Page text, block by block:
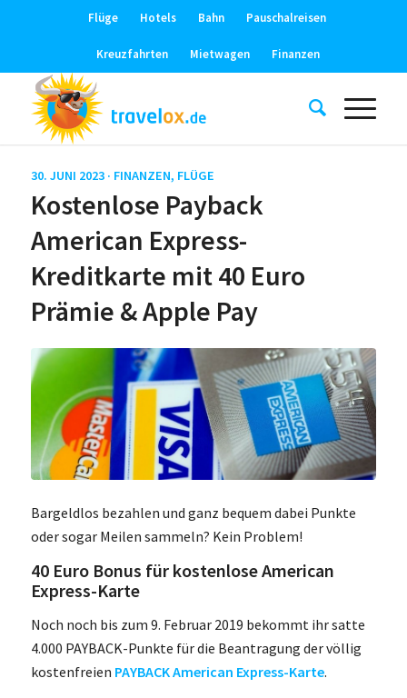
Flüge Hotels Bahn Pauschalreisen
Kreuzfahrten Mietwagen Finanzen
30. JUNI 2023 · FINANZEN, FLÜGE
Kostenlose Payback
American Express-
Kreditkarte mit 40 Euro
Prämie & Apple Pay
Bargeldlos bezahlen und ganz bequem dabei Punkte
oder sogar Meilen sammeln? Kein Problem!
40 Euro Bonus für kostenlose American
Express-Karte
Noch noch bis zum 9. Februar 2019 bekommt ihr satte
4.000 PAYBACK-Punkte für die Beantragung der völlig
kostenfreien PAYBACK American Express-Karte.